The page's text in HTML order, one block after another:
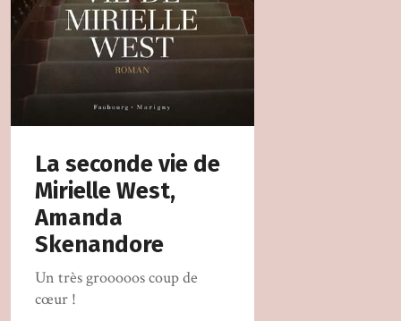
La seconde vie de
Mirielle West,
Amanda
Skenandore
Un très grooooos coup de
cœur !